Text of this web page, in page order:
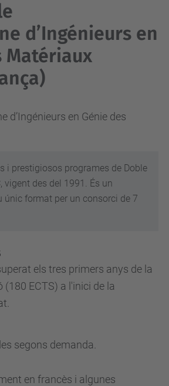
d’Ingénieurs en
Matériaux
i prestigiosos programes de Doble
vigent des del 1991. És un
únic format per un consorci de 7
els tres primers anys de la
(180 ECTS) a l'inici de la
segons demanda.
en francès i algunes